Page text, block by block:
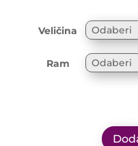
Veličina
Ram